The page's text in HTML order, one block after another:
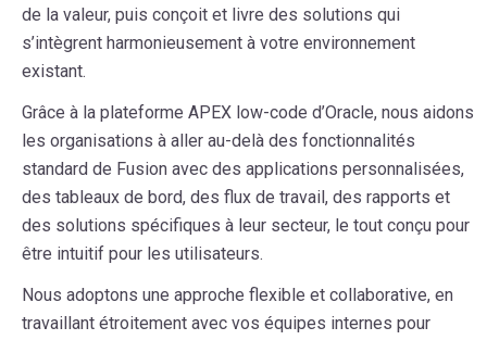
de la valeur, puis conçoit et livre des solutions qui
s’intègrent harmonieusement à votre environnement
existant.
Grâce à la plateforme APEX low-code d’Oracle, nous aidons
les organisations à aller au-delà des fonctionnalités
standard de Fusion avec des applications personnalisées,
des tableaux de bord, des flux de travail, des rapports et
des solutions spécifiques à leur secteur, le tout conçu pour
être intuitif pour les utilisateurs.
Nous adoptons une approche flexible et collaborative, en
travaillant étroitement avec vos équipes internes pour